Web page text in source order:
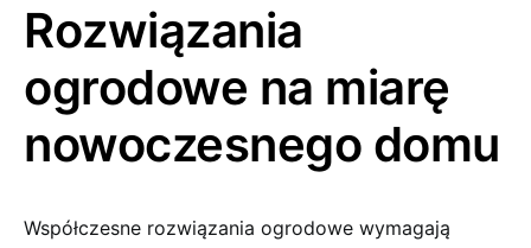
Rozwiązania
ogrodowe na miarę
nowoczesnego domu
Współczesne rozwiązania ogrodowe wymagają